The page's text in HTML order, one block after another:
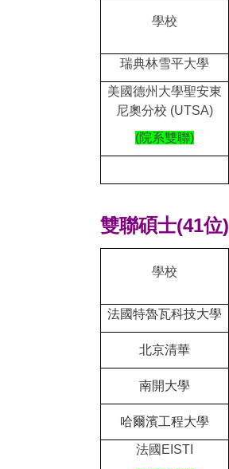
學校
瑞典林雪平大學
美國德州大學聖安東
尼奧分校 (UTSA)
(院系雙聯)
雙聯碩士(41位)
學校
法國特魯瓦科技大學
北京清華
南開大學
哈爾濱工程大學
法國 EISTI